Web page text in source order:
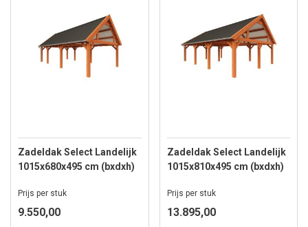
Zadeldak Select Landelijk
1015x680x495 cm (bxdxh)
Prijs per stuk
9.550,00
Zadeldak Select Landelijk
1015x810x495 cm (bxdxh)
Prijs per stuk
13.895,00